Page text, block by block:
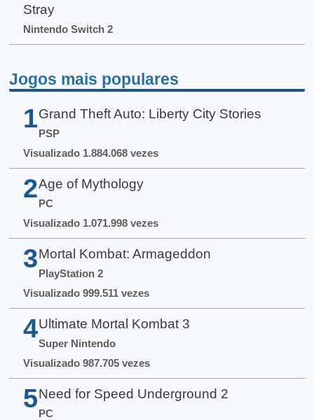
Stray
Nintendo Switch 2
Jogos mais populares
1 Grand Theft Auto: Liberty City Stories
PSP
Visualizado 1.884.068 vezes
2 Age of Mythology
PC
Visualizado 1.071.998 vezes
3 Mortal Kombat: Armageddon
PlayStation 2
Visualizado 999.511 vezes
4 Ultimate Mortal Kombat 3
Super Nintendo
Visualizado 987.705 vezes
5 Need for Speed Underground 2
PC